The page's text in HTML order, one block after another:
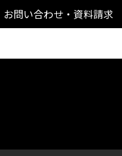
お問い合わせ・資料請求